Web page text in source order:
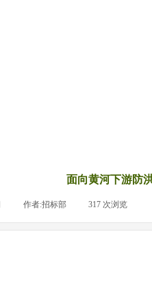
面向黄河下游防
作者:招标部 317 次浏览